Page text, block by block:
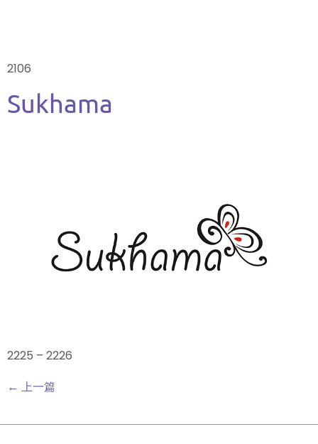
2106
Sukhama
2225 – 2226
← 上一篇